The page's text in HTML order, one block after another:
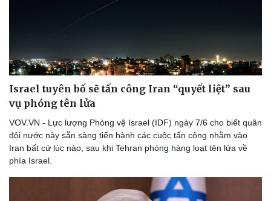
Israel tuyên bố sẽ tấn công Iran “quyết liệt” sau
vụ phóng tên lửa
VOV.VN - Lực lượng Phòng vệ Israel (IDF) ngày 7/6 cho biết quân
đội nước này sẵn sàng tiến hành các cuộc tấn công nhằm vào
Iran bất cứ lúc nào, sau khi Tehran phóng hàng loạt tên lửa về
phía Israel.